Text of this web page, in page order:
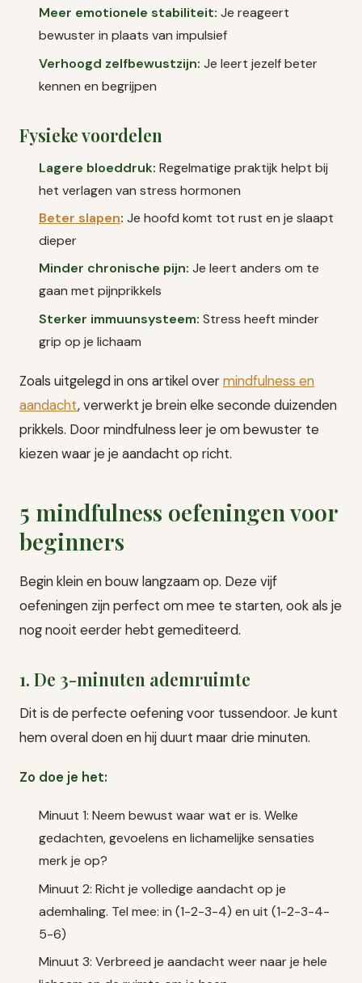
Meer emotionele stabiliteit: Je reageert
bewuster in plaats van impulsief
Verhoogd zelfbewustzijn: Je leert jezelf beter
kennen en begrijpen
Fysieke voordelen
Lagere bloeddruk: Regelmatige praktijk helpt bij
het verlagen van stress hormonen
Beter slapen: Je hoofd komt tot rust en je slaapt
dieper
Minder chronische pijn: Je leert anders om te
gaan met pijnprikkels
Sterker immuunsysteem: Stress heeft minder
grip op je lichaam
Zoals uitgelegd in ons artikel overmindfulness en
aandacht, verwerkt je brein elke seconde duizenden
prikkels. Door mindfulness leer je om bewuster te
kiezen waar je je aandacht op richt.
5 mindfulness oefeningen voor
beginners
Begin klein en bouw langzaam op. Deze vijf
oefeningen zijn perfect om mee te starten, ook als je
nog nooit eerder hebt gemediteerd.
1. De 3-minuten ademruimte
Dit is de perfecte oefening voor tussendoor. Je kunt
hem overal doen en hij duurt maar drie minuten.
Zo doe je het:
Minuut 1: Neem bewust waar wat er is. Welke
gedachten, gevoelens en lichamelijke sensaties
merk je op?
Minuut 2: Richt je volledige aandacht op je
ademhaling. Tel mee: in (1-2-3-4) en uit (1-2-3-4-
5-6)
Minuut 3: Verbreed je aandacht weer naar je hele